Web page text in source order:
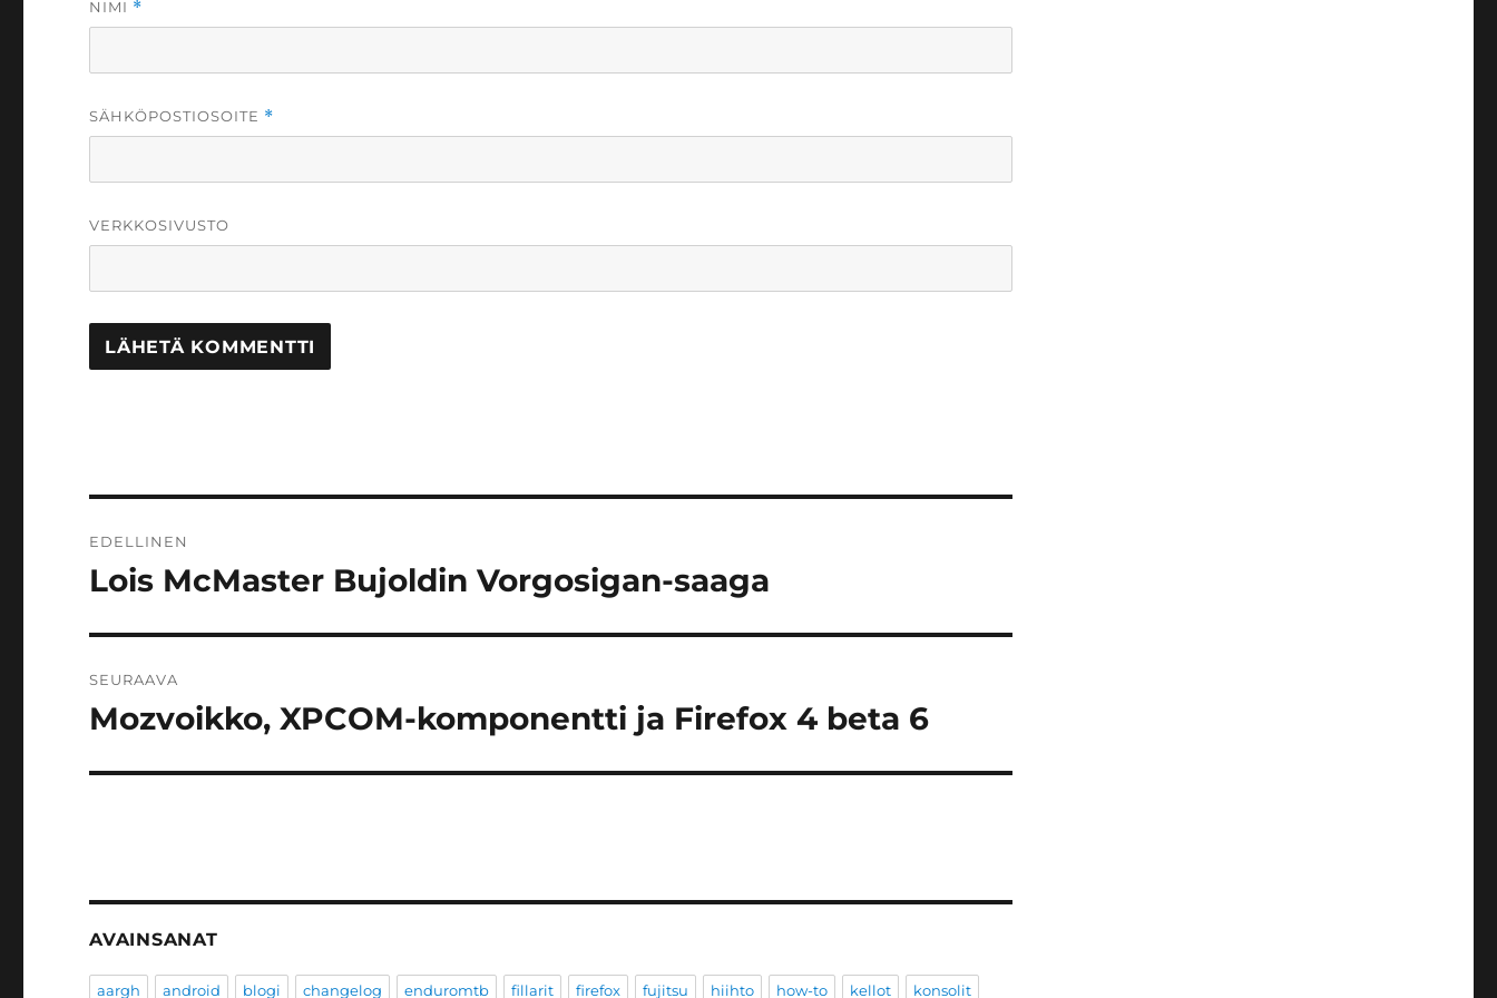
NIMI *
SÄHKÖPOSTIOSOITE *
VERKKOSIVUSTO
selaus
EDELLINEN
Edellinen
Lois McMaster Bujoldin Vorgosigan-saaga
SEURAAVA
Seuraava
Mozvoikko, XPCOM-komponentti ja Firefox 4 beta 6
AVAINSANAT
aargh android blogi changelog enduromtb fillarit firefox fujitsu hiihto how-to kellot konsolit